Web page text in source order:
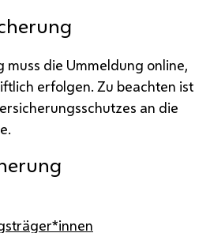
muss die Ummeldung online,
erfolgen. Zu beachten ist
an die